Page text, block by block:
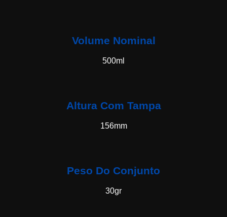
Volume Nominal
500ml
Altura Com Tampa
156mm
Peso Do Conjunto
30gr